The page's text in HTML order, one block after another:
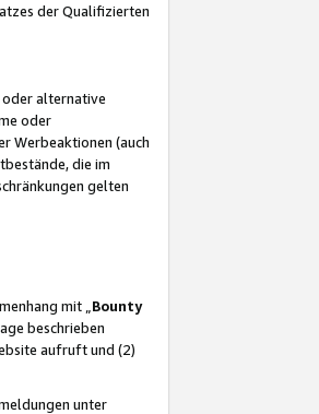
der Qualifizierten
oder alternative
oder
Werbeaktionen (auch
die im
gelten
mit „ Bounty
beschrieben
aufruft und (2)
unter